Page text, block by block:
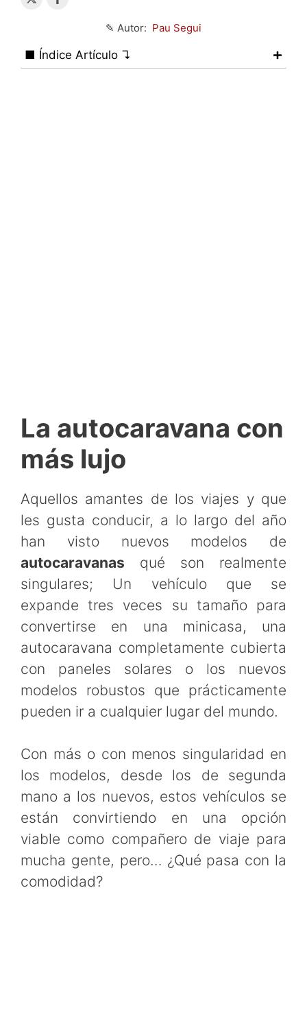
✎ Autor: Pau Segui
■ Índice Artículo ↴
La autocaravana con
más lujo
Aquellos amantes de los viajes y que
les gusta conducir, a lo largo del año
han visto nuevos modelos de
autocaravanas qué son realmente
singulares; Un vehículo que se
expande tres veces su tamaño para
convertirse en una minicasa, una
autocaravana completamente cubierta
con paneles solares o los nuevos
modelos robustos que prácticamente
pueden ir a cualquier lugar del mundo.
Con más o con menos singularidad en
los modelos, desde los de segunda
mano a los nuevos, estos vehículos se
están convirtiendo en una opción
viable como compañero de viaje para
mucha gente, pero… ¿Qué pasa con la
comodidad?